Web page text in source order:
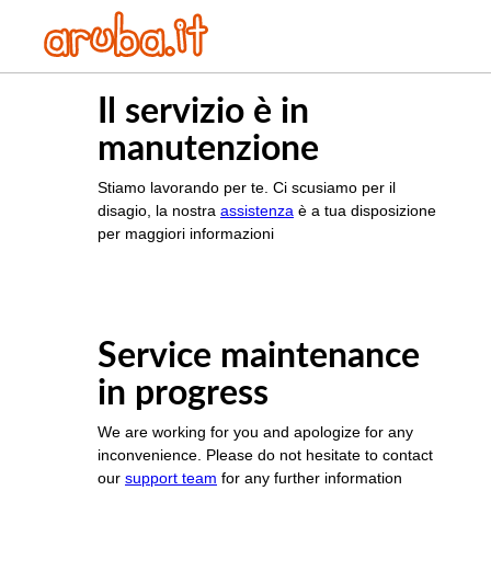
Il servizio è in
manutenzione
Stiamo lavorando per te. Ci scusiamo per il
disagio, la nostra assistenza è a tua disposizione
per maggiori informazioni
Service maintenance
in progress
We are working for you and apologize for any
inconvenience. Please do not hesitate to contact
our support team for any further information